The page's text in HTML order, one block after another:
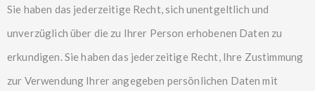
Sie haben das jederzeitige Recht, sich unentgeltlich und
unverzüglich über die zu Ihrer Person erhobenen Daten zu
erkundigen. Sie haben das jederzeitige Recht, Ihre Zustimmung
zur Verwendung Ihrer angegeben persönlichen Daten mit